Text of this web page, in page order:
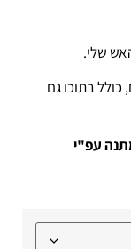
שלי.
בתוכו גם
עפ"י